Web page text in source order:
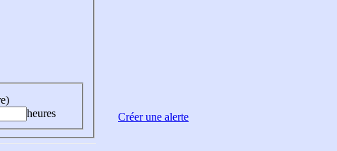
heures
Créer une alerte